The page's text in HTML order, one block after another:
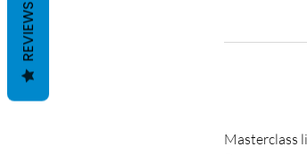
Masterclass
REVIEWS